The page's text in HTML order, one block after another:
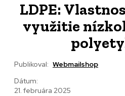
LDPE:
využitie
Publikoval: Webmailshop
Dátum:
21. februára 2025